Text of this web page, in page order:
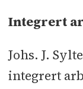
Integrert
Johs. J.
integrert